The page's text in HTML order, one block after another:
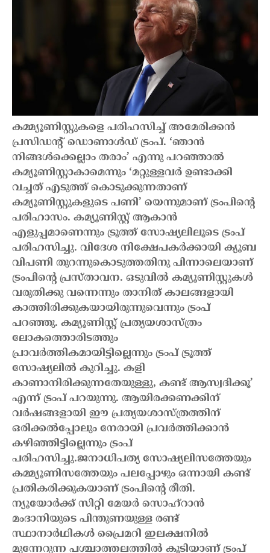
കമ്മ്യൂണിസ്റ്റുകളെ പരിഹസിച്ച് അമേരിക്കന്‍
പ്രസിഡന്റ് ഡൊണാള്‍ഡ് ട്രംപ്. ‘ഞാന്‍
നിങ്ങള്‍ക്കെല്ലാം തരാം’ എന്നു പറഞ്ഞാല്‍
കമ്യൂണിസ്റ്റാകാമെന്നും ‘മറ്റുള്ളവര്‍ ഉണ്ടാക്കി
വച്ചത് എടുത്ത് കൊടുക്കുന്നതാണ്
കമ്യൂണിസ്റ്റുകളുടെ പണി’ യെന്നുമാണ് ട്രംപിന്റെ
പരിഹാസം. കമ്യൂണിസ്റ്റ് ആകാന്‍
എളുപ്പമാണെന്നും ട്രൂത്ത് സോഷ്യലിലൂടെ ട്രംപ്
പരിഹസിച്ചു. വിദേശ നിക്ഷേപകര്‍ക്കായി ക്യൂബ
വിപണി തുറന്നുകൊടുത്തതിനു പിന്നാലെയാണ്
ട്രംപിന്റെ പ്രസ്താവന. ഒടുവില്‍ കമ്യൂണിസ്റ്റുകള്‍
വരുതിക്കു വന്നെന്നും താനിത് കാലങ്ങളായി
കാത്തിരിക്കുകയായിരുന്നുവെന്നും ട്രംപ്
പറഞ്ഞു. കമ്യൂണിസ്റ്റ് പ്രത്യയശാസ്ത്രം
ലോകത്തൊരിടത്തും
പ്രാവര്‍ത്തികമായിട്ടില്ലെന്നും ട്രംപ് ട്രൂത്ത്
സോഷ്യലില്‍ കുറിച്ചു. കളി
കാണാനിരിക്കുന്നതേയുള്ളു, കണ്ട് ആസ്വദിക്കൂ’
എന്ന് ട്രംപ് പറയുന്നു. ആയിരക്കണക്കിന്
വര്‍ഷങ്ങളായി ഈ പ്രത്യയശാസ്ത്രത്തിന്
ഒരിക്കല്‍പ്പോലും നേരായി പ്രവര്‍ത്തിക്കാന്‍
കഴിഞ്ഞിട്ടില്ലെന്നും ട്രംപ്
പരിഹസിച്ചു.ജനാധിപത്യ സോഷ്യലിസത്തേയും
കമ്മ്യൂണിസത്തേയും പലപ്പോഴും ഒന്നായി കണ്ട്
പ്രതികരിക്കുകയാണ് ട്രംപിന്റെ രീതി.
ന്യൂയോര്‍ക്ക് സിറ്റി മേയര്‍ സൊഹ്‌റാന്‍
മംദാനിയുടെ പിന്തുണയുള്ള രണ്ട്
സ്ഥാനാര്‍ഥികള്‍ പ്രൈമറി ഇലക്ഷനില്‍
മുന്നേറുന്ന പശ്ചാത്തലത്തില്‍ കൂടിയാണ് ട്രംപ്